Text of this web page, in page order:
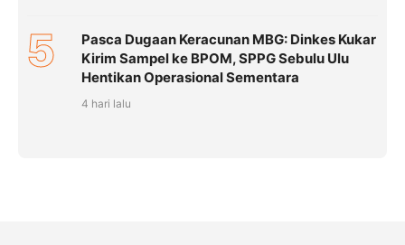
5
Pasca Dugaan Keracunan MBG: Dinkes Kukar
Kirim Sampel ke BPOM, SPPG Sebulu Ulu
Hentikan Operasional Sementara
4 hari lalu